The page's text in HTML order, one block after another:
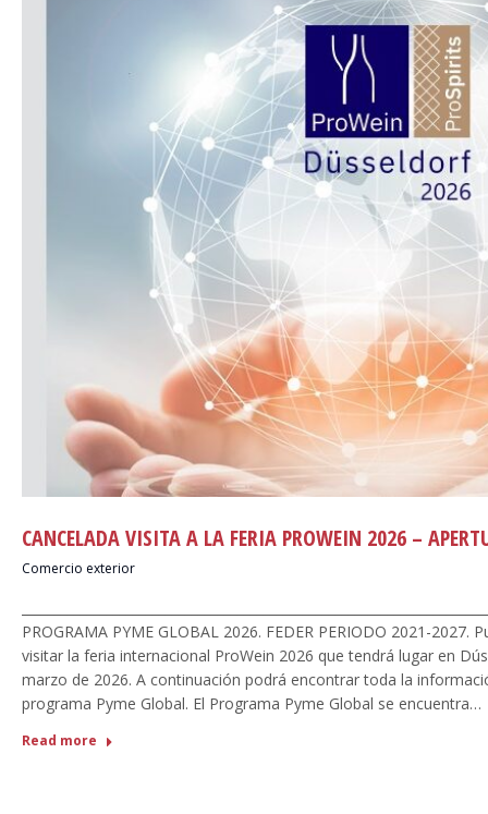
CANCELADA VISITA A LA FERIA PROWEIN 2026 –
Comercio exterior
PROGRAMA PYME GLOBAL 2026. FEDER PERIODO 2021-
visitar la feria internacional ProWein 2026 que tendrá lugar en
marzo de 2026. A continuación podrá encontrar toda la
programa Pyme Global. El Programa Pyme Global se encuentra…
Read more